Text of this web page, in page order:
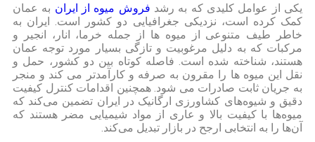
یکی از عوامل کلیدی که به رشد فروش میوه از ایران به عمان
کمک کرده است، نزدیکی جغرافیایی دو کشور است. ایران به
خاطر طیف متنوعی از میوه ها از جمله خرما، انار، انجیر و
مرکبات که به دلیل مرغوبیت و تازگی بسیار مورد توجه عمان
هستند، شناخته شده است. فاصله کوتاه بین دو کشور، حمل و
نقل این میوه ها را مقرون به صرفه و کارآمدتر می کند و منجر
به جریان ثابت صادرات می شود. همچنین اقدامات کنترل کیفیت
دقیق و شیوه‌های کشاورزی ارگانیک در ایران تضمین می‌کند که
میوه‌ها با کیفیت بالا و عاری از مواد شیمیایی مضر هستند که
آن‌ها را به انتخابی ارجح در بازار تبدیل می‌کند.